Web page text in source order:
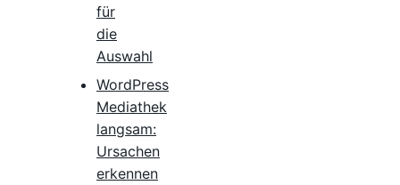
für
die
Auswahl
WordPress
Mediathek
langsam:
Ursachen
erkennen